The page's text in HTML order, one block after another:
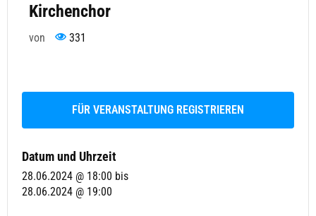
Kirchenchor
von 331
FÜR VERANSTALTUNG REGISTRIEREN
Datum und Uhrzeit
28.06.2024 @ 18:00 bis
28.06.2024 @ 19:00